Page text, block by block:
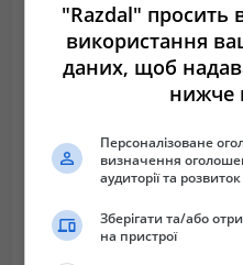
Водитель на автомобиль Газ-
30 000 грн.
"Razdal" просить
використання
даних, щоб
нижче
Персоналізоване
визначення
аудиторії та
Зберігати та/або
на пристрої